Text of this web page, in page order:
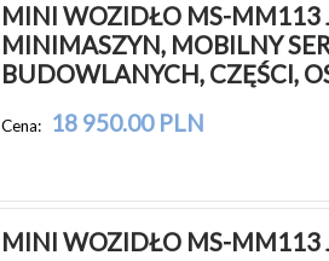
MINI WOZIDŁO MS-MM113
MINIMASZYN, MOBILNY
BUDOWLANYCH, CZĘŚCI,
Cena: 18 950.00 PLN
MINI WOZIDŁO MS-MM113